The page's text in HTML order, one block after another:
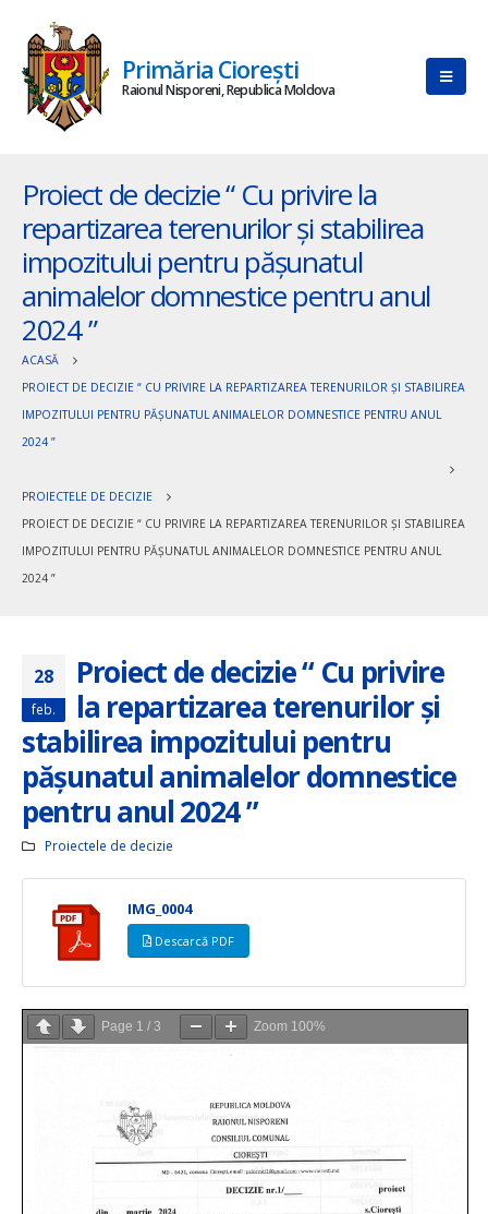
Primăria Ciorești
Raionul Nisporeni, Republica Moldova
Proiect de decizie “ Cu privire la
repartizarea terenurilor și stabilirea
impozitului pentru pășunatul
animalelor domnestice pentru anul
2024 ”
ACASĂ
PROIECT DE DECIZIE “ CU PRIVIRE LA REPARTIZAREA TERENURILOR ȘI STABILIREA
IMPOZITULUI PENTRU PĂȘUNATUL ANIMALELOR DOMNESTICE PENTRU ANUL
2024 ”
PROIECTELE DE DECIZIE
PROIECT DE DECIZIE “ CU PRIVIRE LA REPARTIZAREA TERENURILOR ȘI STABILIREA
IMPOZITULUI PENTRU PĂȘUNATUL ANIMALELOR DOMNESTICE PENTRU ANUL
2024 ”
28
feb.
Proiect de decizie “ Cu privire
la repartizarea terenurilor și
stabilirea impozitului pentru
pășunatul animalelor domnestice
pentru anul 2024 ”
Proiectele de decizie
IMG_0004
Descarcă PDF
Page 1 / 3 Zoom 100%